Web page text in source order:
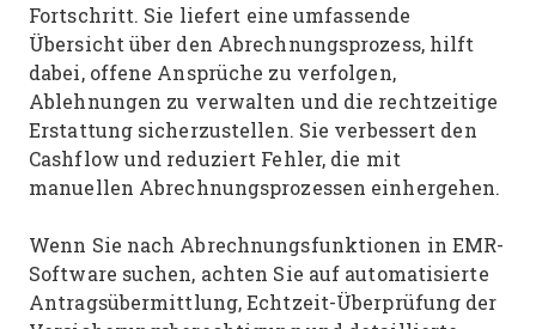
Fortschritt. Sie liefert eine umfassende
Übersicht über den Abrechnungsprozess, hilft
dabei, offene Ansprüche zu verfolgen,
Ablehnungen zu verwalten und die rechtzeitige
Erstattung sicherzustellen. Sie verbessert den
Cashflow und reduziert Fehler, die mit
manuellen Abrechnungsprozessen einhergehen.
Wenn Sie nach Abrechnungsfunktionen in EMR-
Software suchen, achten Sie auf automatisierte
Antragsübermittlung, Echtzeit-Überprüfung der